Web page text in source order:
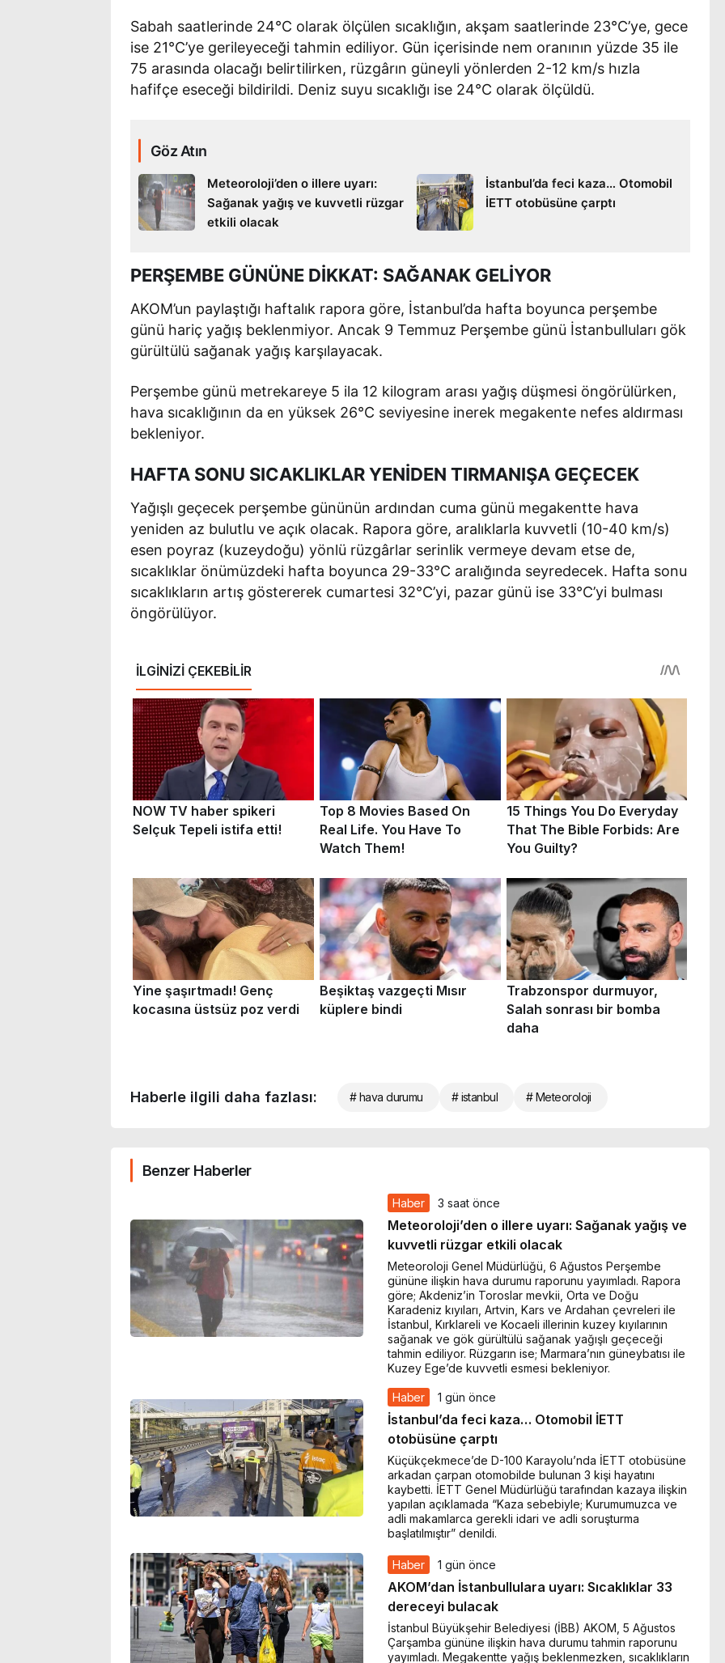
Sabah saatlerinde 24°C olarak ölçülen sıcaklığın, akşam saatlerinde 23°C’ye, gece
ise 21°C’ye gerileyeceği tahmin ediliyor. Gün içerisinde nem oranının yüzde 35 ile
75 arasında olacağı belirtilirken, rüzgârın güneyli yönlerden 2-12 km/s hızla
hafifçe eseceği bildirildi. Deniz suyu sıcaklığı ise 24°C olarak ölçüldü.
Göz Atın
Meteoroloji’den o illere uyarı:
Sağanak yağış ve kuvvetli rüzgar
etkili olacak
İstanbul’da feci kaza… Otomobil
İETT otobüsüne çarptı
PERŞEMBE GÜNÜNE DİKKAT: SAĞANAK GELİYOR
AKOM’un paylaştığı haftalık rapora göre, İstanbul’da hafta boyunca perşembe
günü hariç yağış beklenmiyor. Ancak 9 Temmuz Perşembe günü İstanbulluları gök
gürültülü sağanak yağış karşılayacak.
Perşembe günü metrekareye 5 ila 12 kilogram arası yağış düşmesi öngörülürken,
hava sıcaklığının da en yüksek 26°C seviyesine inerek megakente nefes aldırması
bekleniyor.
HAFTA SONU SICAKLIKLAR YENİDEN TIRMANIŞA GEÇECEK
Yağışlı geçecek perşembe gününün ardından cuma günü megakentte hava
yeniden az bulutlu ve açık olacak. Rapora göre, aralıklarla kuvvetli (10-40 km/s)
esen poyraz (kuzeydoğu) yönlü rüzgârlar serinlik vermeye devam etse de,
sıcaklıklar önümüzdeki hafta boyunca 29-33°C aralığında seyredecek. Hafta sonu
sıcaklıkların artış göstererek cumartesi 32°C’yi, pazar günü ise 33°C’yi bulması
öngörülüyor.
Haberle ilgili daha fazlası: # hava durumu # istanbul # Meteoroloji
Benzer Haberler
Haber 3 saat önce
Meteoroloji’den o illere uyarı: Sağanak yağış ve
kuvvetli rüzgar etkili olacak
Meteoroloji Genel Müdürlüğü, 6 Ağustos Perşembe
gününe ilişkin hava durumu raporunu yayımladı. Rapora
göre; Akdeniz’in Toroslar mevkii, Orta ve Doğu
Karadeniz kıyıları, Artvin, Kars ve Ardahan çevreleri ile
İstanbul, Kırklareli ve Kocaeli illerinin kuzey kıyılarının
sağanak ve gök gürültülü sağanak yağışlı geçeceği
tahmin ediliyor. Rüzgarın ise; Marmara’nın güneybatısı ile
Kuzey Ege’de kuvvetli esmesi bekleniyor.
Haber 1 gün önce
İstanbul’da feci kaza… Otomobil İETT
otobüsüne çarptı
Küçükçekmece’de D-100 Karayolu’nda İETT otobüsüne
arkadan çarpan otomobilde bulunan 3 kişi hayatını
kaybetti. İETT Genel Müdürlüğü tarafından kazaya ilişkin
yapılan açıklamada “Kaza sebebiyle; Kurumumuzca ve
adli makamlarca gerekli idari ve adli soruşturma
başlatılmıştır” denildi.
Haber 1 gün önce
AKOM’dan İstanbullulara uyarı: Sıcaklıklar 33
dereceyi bulacak
İstanbul Büyükşehir Belediyesi (İBB) AKOM, 5 Ağustos
Çarşamba gününe ilişkin hava durumu tahmin raporunu
yayımladı. Megakentte yağış beklenmezken, sıcaklıkların